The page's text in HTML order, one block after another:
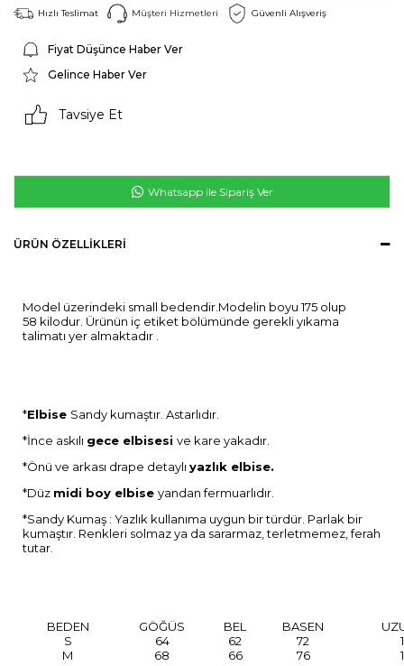
Hızlı Teslimat Müşteri Hizmetleri Güvenli Alışveriş
Fiyat Düşünce Haber Ver
Gelince Haber Ver
Tavsiye Et
Whatsapp ile Sipariş Ver
ÜRÜN ÖZELLIKLERI
Model üzerindeki small bedendir.Modelin boyu 175 olup
58 kilodur. Ürünün iç etiket bölümünde gerekli yıkama
talimatı yer almaktadır .
*Elbise Sandy kumaştır. Astarlıdır.
*İnce askılı gece elbisesi ve kare yakadır.
*Önü ve arkası drape detaylı yazlık elbise.
*Düz midi boy elbise yandan fermuarlıdır.
*Sandy Kumaş : Yazlık kullanıma uygun bir türdür. Parlak bir
kumaştır. Renkleri solmaz ya da sararmaz, terletmemez, ferah
tutar.
BEDEN GÖĞÜS BEL BASEN
S
64 62 72
M
68 66 76